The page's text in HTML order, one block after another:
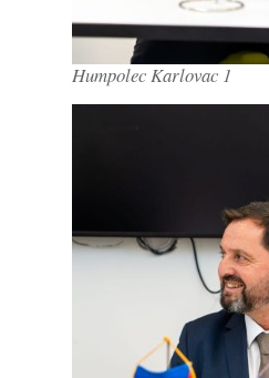
Humpolec Karlovac 1